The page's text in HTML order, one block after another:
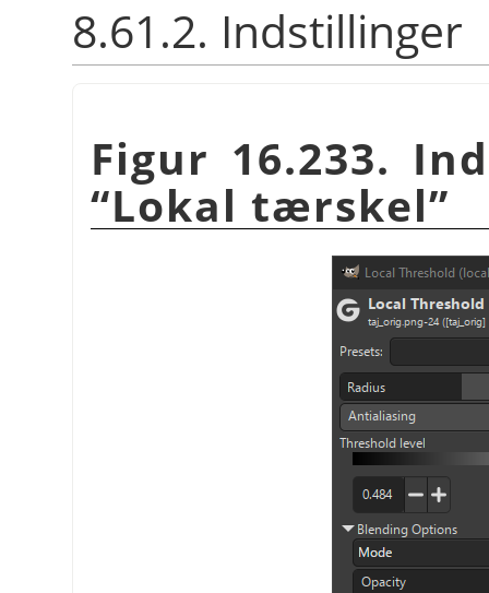
8.61.2. Indstillinger
Figur 16.233.
“Lokal tærskel”